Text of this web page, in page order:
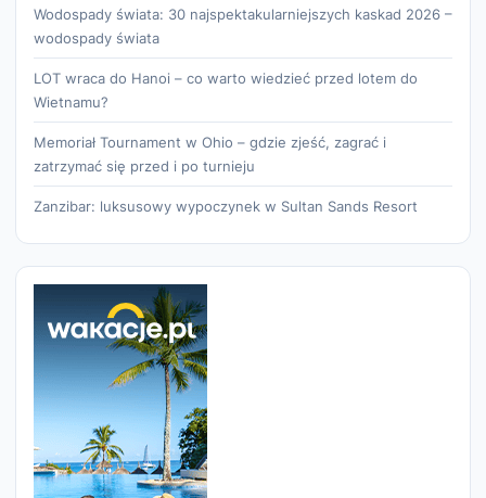
Wodospady świata: 30 najspektakularniejszych kaskad 2026 –
wodospady świata
LOT wraca do Hanoi – co warto wiedzieć przed lotem do
Wietnamu?
Memoriał Tournament w Ohio – gdzie zjeść, zagrać i
zatrzymać się przed i po turnieju
Zanzibar: luksusowy wypoczynek w Sultan Sands Resort